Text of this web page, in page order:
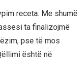
receta. Me shumë
ta finalizojmë
pse të mos
është në